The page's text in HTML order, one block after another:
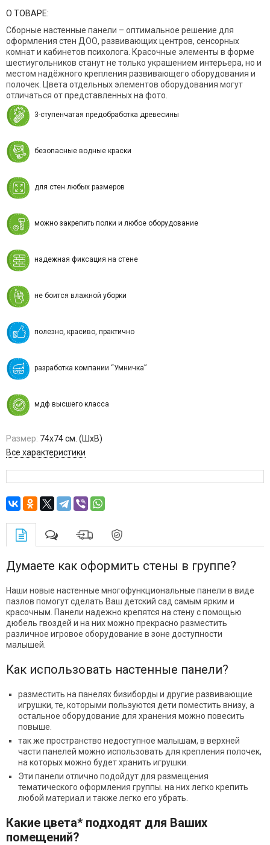
О ТОВАРЕ:
Сборные настенные панели – оптимальное решение для
оформления стен ДОО, развивающих центров, сенсорных
комнат и кабинетов психолога. Красочные элементы в форме
шестиугольников станут не только украшением интерьера, но и
местом надёжного крепления развивающего оборудования и
полочек. Цвета отдельных элементов оборудования могут
отличаться от представленных на фото.
3-ступенчатая предобработка древесины
безопасные водные краски
для стен любых размеров
можно закрепить полки и любое оборудование
надежная фиксация на стене
не боится влажной уборки
полезно, красиво, практично
разработка компании “Умничка”
мдф высшего класса
Размер: 74х74 см. (ШхВ)
Все характеристики
Думаете как оформить стены в группе?
Наши новые настенные многофункциональные панели в виде
пазлов помогут сделать Ваш детский сад самым ярким и
красочным. Панели надежно крепятся на стену с помощью
дюбель гвоздей и на них можно прекрасно разместить
различное игровое оборудование в зоне доступности
малышей.
Как использовать настенные панели?
разместить на панелях бизиборды и другие развивающие
игрушки, те, которыми пользуются дети поместить внизу, а
остальное оборудование для хранения можно повесить
повыше.
так же пространство недоступное малышам, в верхней
части панелей можно использовать для крепления полочек,
на которых можно будет хранить игрушки.
Эти панели отлично подойдут для размещения
тематического оформления группы. на них легко крепить
любой материал и также легко его убрать.
Какие цвета* подходят для Ваших
помещений?